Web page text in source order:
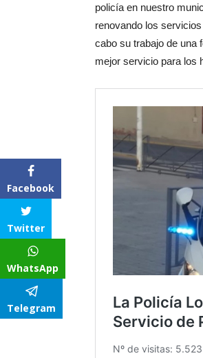
policía en nuestro
renovando los
cabo su trabajo de una
mejor servicio para los
Facebook
Twitter
WhatsApp
Telegram